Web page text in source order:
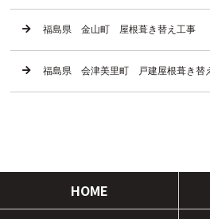
福島県 金山町 屋根葺き替え工事
福島県 会津美里町 戸建屋根葺き替
HOME